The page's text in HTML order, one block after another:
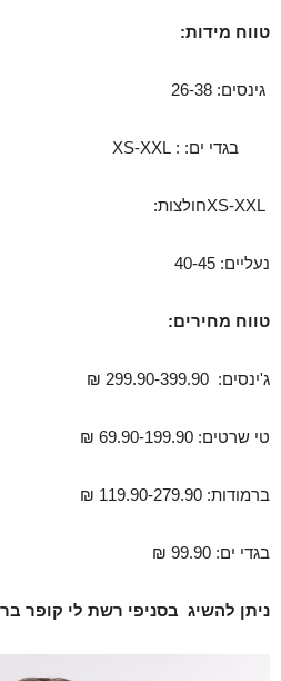
טווח מידות:
גינסים: 26-38
בגדי ים: :
XS-XXL
נעליים: 40-45
טווח מחירים:
ג'ינסים: 299.90-399.90 ₪
טי שרטים: 69.90-199.90 ₪
ברמודות: 119.90-279.90 ₪
בגדי ים: 99.90 ₪
ניתן להשיג בסניפי רשת לי קופר